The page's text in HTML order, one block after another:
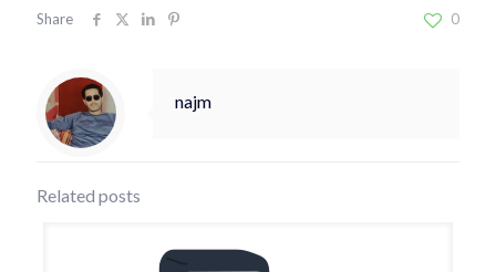
Share 0
najm
Related posts